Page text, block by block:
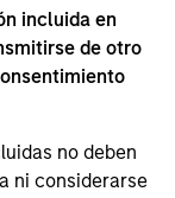
incluida en
de otro
no deben
ni considerarse
time of